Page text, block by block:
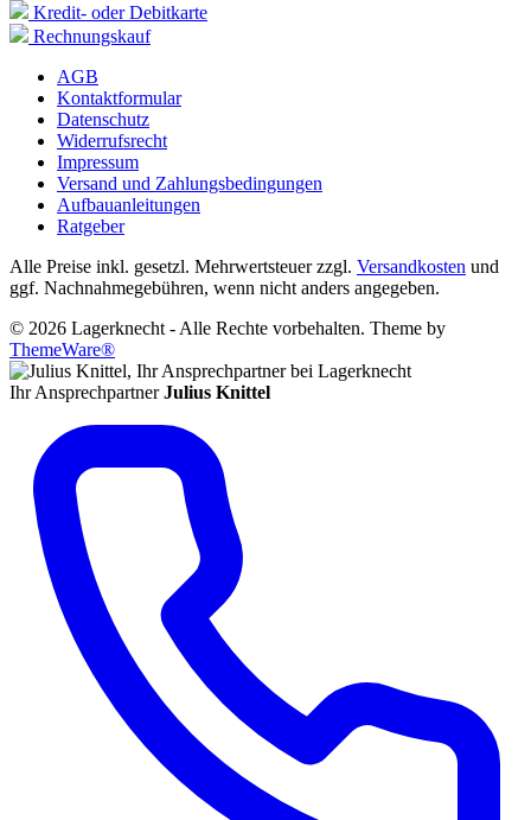
Kredit- oder Debitkarte
Rechnungskauf
AGB
Kontaktformular
Datenschutz
Widerrufsrecht
Impressum
Versand und Zahlungsbedingungen
Aufbauanleitungen
Ratgeber
Alle Preise inkl. gesetzl. Mehrwertsteuer zzgl. Versandkosten und
ggf. Nachnahmegebühren, wenn nicht anders angegeben.
© 2026 Lagerknecht - Alle Rechte vorbehalten. Theme by
ThemeWare®
Ihr Ansprechpartner Julius Knittel